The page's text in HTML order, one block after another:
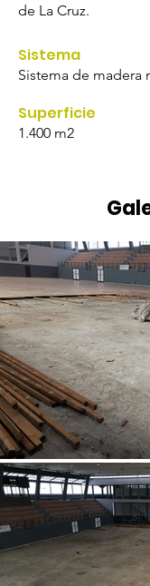
de La Cruz.
Sistema
Sistema de madera
Superficie
1.400 m2